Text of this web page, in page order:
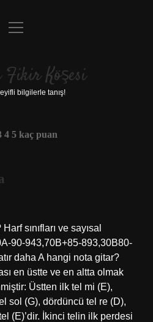
Anasayfa
Uyarı
menüyü
Köşesi
bilgilerle tanış!
4 5 kaç puan
sınıfları ve sayısal
90-943,70B+85-893,30B80-
daha A hangi nota gitar?
en üstte ve en altta olmak
Üstten ilk tel mi (E),
sol (G), dördüncü tel re (D),
(E)’dir. İkinci telin ilk perdesi